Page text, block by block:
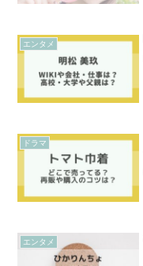
エンタメ
ドラマ
エンタメ